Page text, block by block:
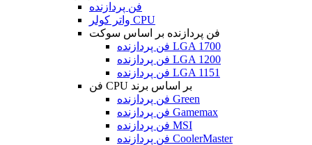
فن پردازنده
واتر کولر CPU
فن پردازنده بر اساس سوکت
فن پردازنده LGA 1700
فن پردازنده LGA 1200
فن پردازنده LGA 1151
فن CPU بر اساس برند
فن پردازنده Green
فن پردازنده Gamemax
فن پردازنده MSI
فن پردازنده CoolerMaster